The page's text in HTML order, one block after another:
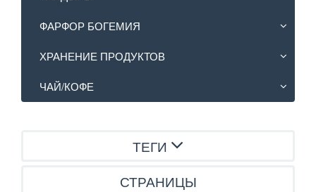
ФАРФОР БОГЕМИЯ
ХРАНЕНИЕ ПРОДУКТОВ
ЧАЙ/КОФЕ
ТЕГИ
СТРАНИЦЫ